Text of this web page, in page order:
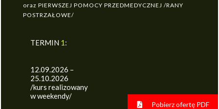
oraz PIERWSZEJ POMOCY PRZEDMEDYCZNEJ /RANY
POSTRZAŁOWE/
TERMIN 1:
12.09.2026 –
25.10.2026
/kurs realizowany
w weekendy/
Pobierz ofertę PDF